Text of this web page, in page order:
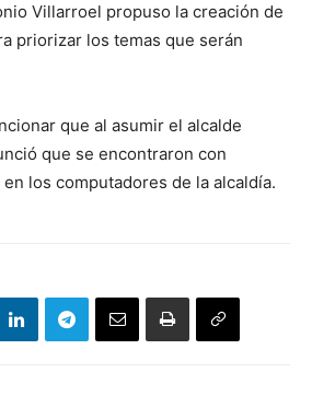
Villarroel propuso la creación de
priorizar los temas que serán
que al asumir el alcalde
que se encontraron con
los computadores de la alcaldía.